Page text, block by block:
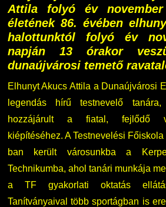
Ösztöndíjak
Kiemelt ösztöndíjak
Nemzetközi
Szolgáltatások
Fordítási
GY.I.K.
Moodle
K+F+I
Átjelentkezőknek
Kapcsolat
TDK/Tehetségnap
Online Studium
Intézményi és
Együttműködő
Attila folyó év
életének 86. évében
halottunktól folyó év
napján 13 órakor
dunaújvárosi temető
Elhunyt Akucs Attila a Dunaújvárosi
legendás hírű testnevelő
hozzájárult a fiatal, fejlődő
kiépítéséhez. A Testnevelési
ban került városunkba a
Technikumba, ahol tanári munkája
a TF gyakorlati oktatás
Tanítványaival több sportágban is